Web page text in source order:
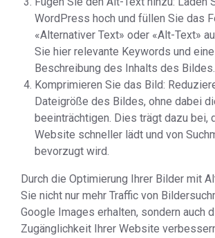
WordPress hoch und füllen Sie das
«Alternativer Text» oder «Alt-Text»
Sie hier relevante Keywords und
Beschreibung des Inhalts des Bildes.
Komprimieren Sie das Bild:
Dateigröße des Bildes, ohne dabei
beeinträchtigen. Dies trägt dazu bei,
Website schneller lädt und von
bevorzugt wird.
Durch die Optimierung Ihrer Bilder mit
Sie nicht nur mehr Traffic von
Google Images erhalten, sondern auch
Zugänglichkeit Ihrer Website